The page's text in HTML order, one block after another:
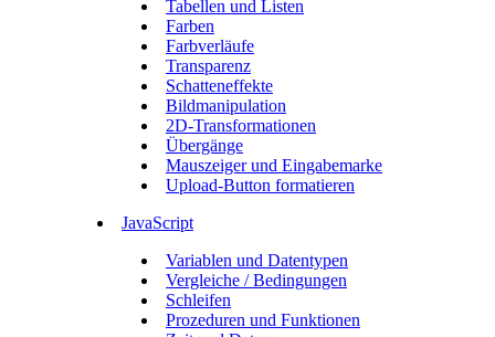
Tabellen und Listen
Farben
Farbverläufe
Transparenz
Schatteneffekte
Bildmanipulation
2D-Transformationen
Übergänge
Mauszeiger und Eingabemarke
Upload-Button formatieren
JavaScript
Variablen und Datentypen
Vergleiche / Bedingungen
Schleifen
Prozeduren und Funktionen